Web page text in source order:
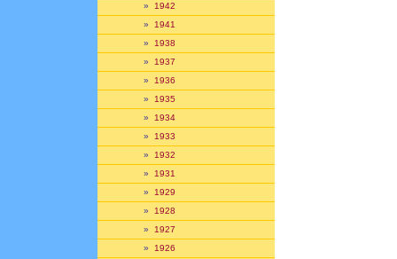
» 1942
» 1941
» 1938
» 1937
» 1936
» 1935
» 1934
» 1933
» 1932
» 1931
» 1929
» 1928
» 1927
» 1926